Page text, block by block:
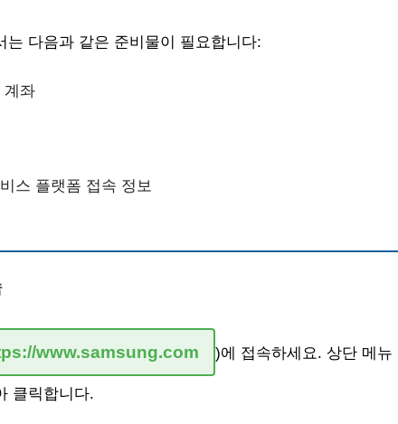
다음과 같은 준비물이 필요합니다:
계좌
스 플랫폼 접속 정보
www.samsung.com )에 접속하세요. 상단 메뉴
클릭합니다.